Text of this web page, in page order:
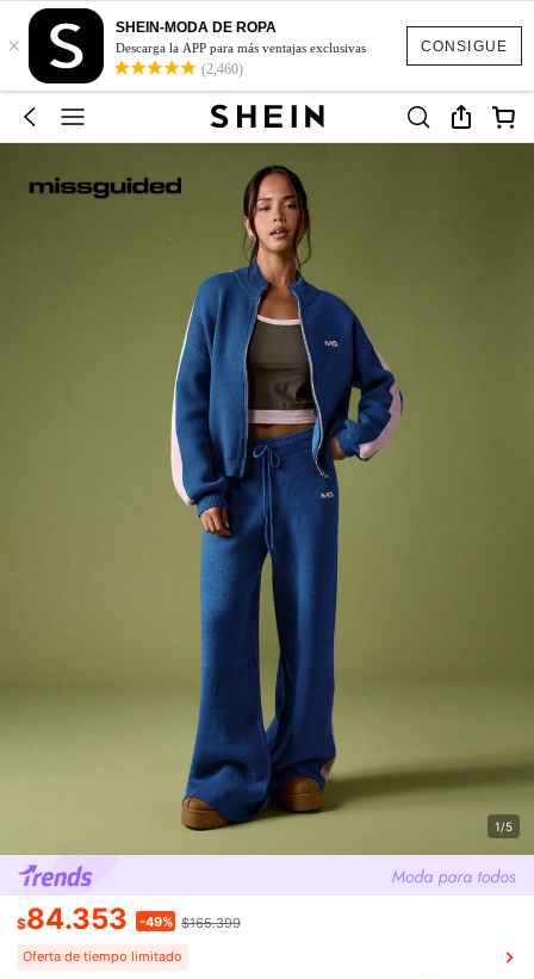
CONSIGUE
×
SHEIN-MODA DE ROPA
Descarga la APP para más ventajas exclusivas
(2,460)
1/5
$84.353 -49% $165.399
Oferta de tiempo limitado